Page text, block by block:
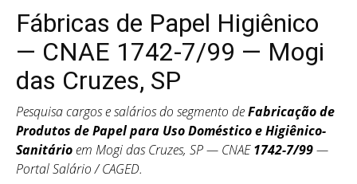
Fábricas de Papel Higiênico
— CNAE 1742-7/99 — Mogi
das Cruzes, SP
Pesquisa cargos e salários do segmento deFabricação de
Produtos de Papel para Uso Doméstico e Higiênico-
Sanitárioem Mogi das Cruzes, SP — CNAE1742-7/99—
Portal Salário / CAGED.